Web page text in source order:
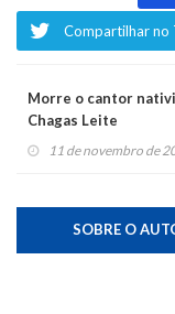
Compartilhar no
Morre o cantor
Chagas Leite
11 de novembro de
SOBRE O